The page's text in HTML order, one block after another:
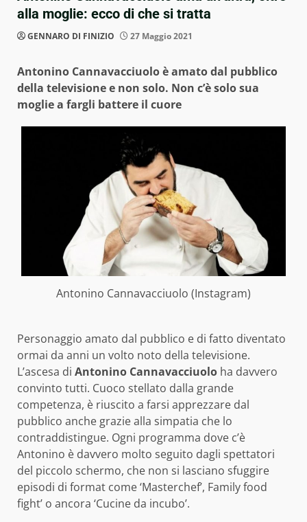
alla moglie: ecco di che si tratta
GENNARO DI FINIZIO 27 Maggio 2021
Antonino Cannavacciuolo è amato dal pubblico
della televisione e non solo. Non c’è solo sua
moglie a fargli battere il cuore
Antonino Cannavacciuolo (Instagram)
Personaggio amato dal pubblico e di fatto diventato
ormai da anni un volto noto della televisione.
L’ascesa di Antonino Cannavacciuolo ha davvero
convinto tutti. Cuoco stellato dalla grande
competenza, è riuscito a farsi apprezzare dal
pubblico anche grazie alla simpatia che lo
contraddistingue. Ogni programma dove c’è
Antonino è davvero molto seguito dagli spettatori
del piccolo schermo, che non si lasciano sfuggire
episodi di format come ‘Masterchef’, Family food
fight’ o ancora ‘Cucine da incubo’.